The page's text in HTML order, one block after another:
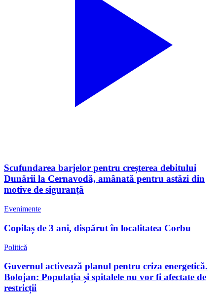
Scufundarea barjelor pentru creșterea debitului
Dunării la Cernavodă, amânată pentru astăzi din
motive de siguranță
Evenimente
Copilaș de 3 ani, dispărut în localitatea Corbu
Politică
Guvernul activează planul pentru criza energetică.
Bolojan: Populația și spitalele nu vor fi afectate de
restricții